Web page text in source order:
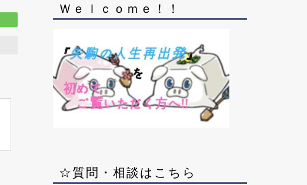
Ｗｅｌｃｏｍｅ！！
☆質問・相談はこちら